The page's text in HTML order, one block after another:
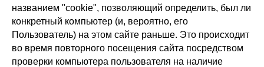
названием "cookie", позволяющий определить, был ли
конкретный компьютер (и, вероятно, его
Пользователь) на этом сайте раньше. Это происходит
во время повторного посещения сайта посредством
проверки компьютера пользователя на наличие